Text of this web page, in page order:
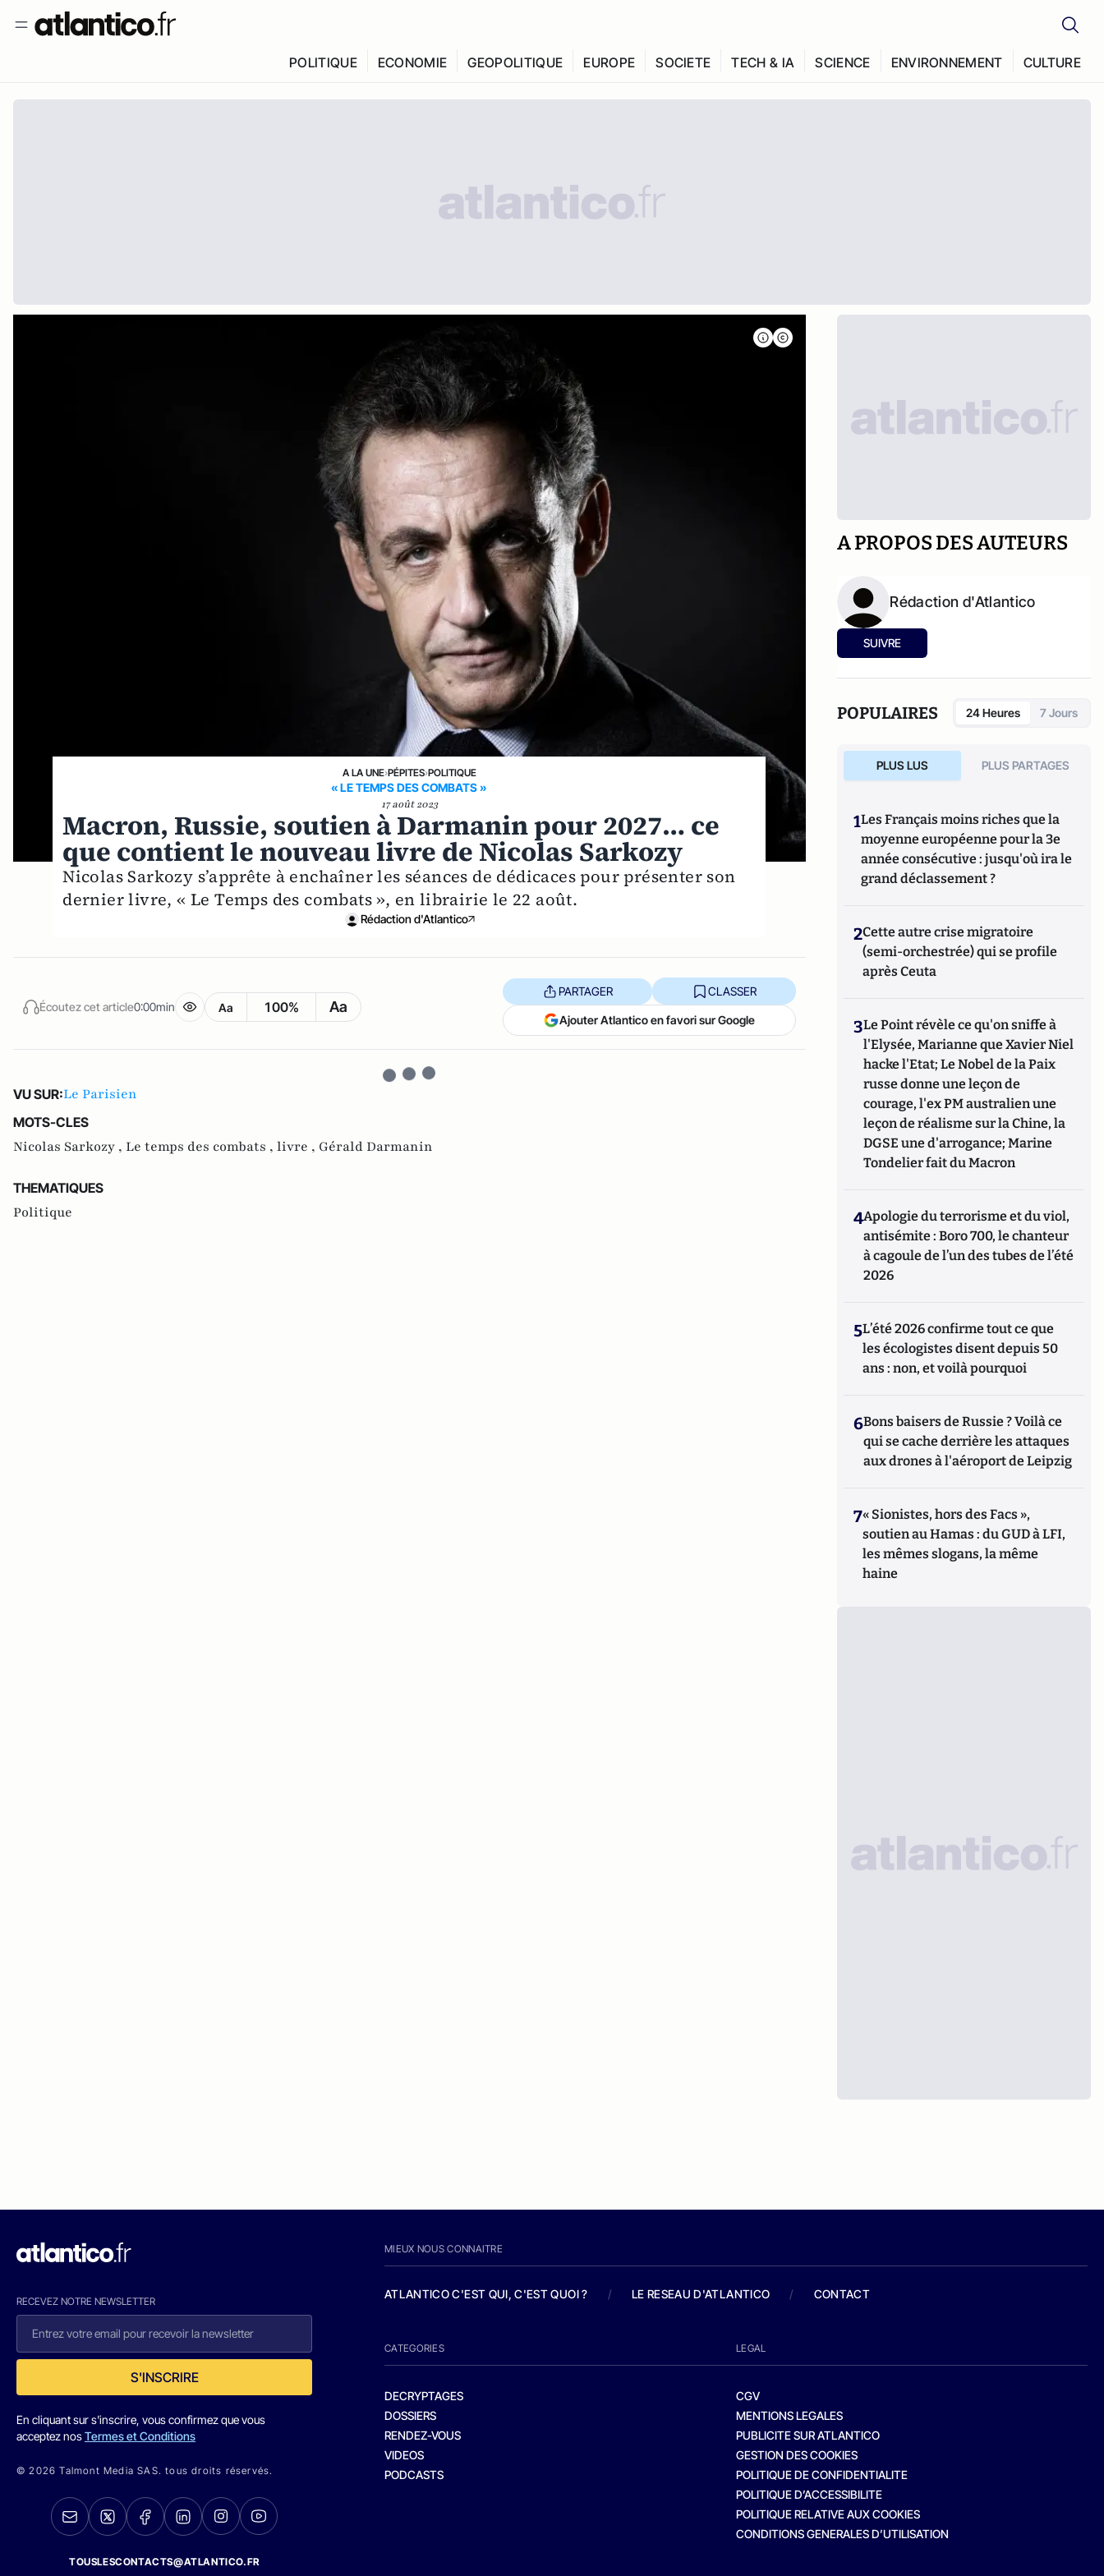
POLITIQUE ECONOMIE GEOPOLITIQUE EUROPE SOCIETE TECH & IA SCIENCE ENVIRONNEMENT CULTURE
A LA UNE›PÉPITES›POLITIQUE
« LE TEMPS DES COMBATS »
17 août 2023
Macron, Russie, soutien à Darmanin pour 2027… ce
que contient le nouveau livre de Nicolas Sarkozy
Nicolas Sarkozy s’apprête à enchaîner les séances de dédicaces pour présenter son
dernier livre, « Le Temps des combats », en librairie le 22 août.
Rédaction d'Atlantico
Écoutez cet article0:00min Aa 100% Aa
PARTAGER CLASSER
Ajouter Atlantico en favori sur Google
VU SUR:Le Parisien
MOTS-CLES
Nicolas Sarkozy , Le temps des combats , livre , Gérald Darmanin
THEMATIQUES
Politique
A PROPOS DES AUTEURS
Rédaction d'Atlantico
SUIVRE
POPULAIRES 24 Heures 7 Jours
PLUS LUS PLUS PARTAGES
1Les Français moins riches que la
moyenne européenne pour la 3e
année consécutive : jusqu'où ira le
grand déclassement ?
2Cette autre crise migratoire
(semi-orchestrée) qui se profile
après Ceuta
3Le Point révèle ce qu'on sniffe à
l'Elysée, Marianne que Xavier Niel
hacke l'Etat; Le Nobel de la Paix
russe donne une leçon de
courage, l'ex PM australien une
leçon de réalisme sur la Chine, la
DGSE une d'arrogance; Marine
Tondelier fait du Macron
4Apologie du terrorisme et du viol,
antisémite : Boro 700, le chanteur
à cagoule de l’un des tubes de l’été
2026
5L’été 2026 confirme tout ce que
les écologistes disent depuis 50
ans : non, et voilà pourquoi
6Bons baisers de Russie ? Voilà ce
qui se cache derrière les attaques
aux drones à l'aéroport de Leipzig
7« Sionistes, hors des Facs »,
soutien au Hamas : du GUD à LFI,
les mêmes slogans, la même
haine
RECEVEZ NOTRE NEWSLETTER
S'INSCRIRE
En cliquant sur s'inscrire, vous confirmez que vous
acceptez nosTermes et Conditions
© 2026 Talmont Media SAS. tous droits réservés.
TOUSLESCONTACTS@ATLANTICO.FR
MIEUX NOUS CONNAITRE
ATLANTICO C'EST QUI, C'EST QUOI ? / LE RESEAU D'ATLANTICO / CONTACT
CATEGORIES
DECRYPTAGES
DOSSIERS
RENDEZ-VOUS
VIDEOS
PODCASTS
LEGAL
CGV
MENTIONS LEGALES
PUBLICITE SUR ATLANTICO
GESTION DES COOKIES
POLITIQUE DE CONFIDENTIALITE
POLITIQUE D’ACCESSIBILITE
POLITIQUE RELATIVE AUX COOKIES
CONDITIONS GENERALES D’UTILISATION